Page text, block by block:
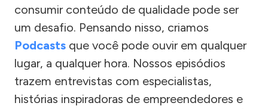
consumir conteúdo de qualidade pode ser
um desafio. Pensando nisso, criamos
Podcasts que você pode ouvir em qualquer
lugar, a qualquer hora. Nossos episódios
trazem entrevistas com especialistas,
histórias inspiradoras de empreendedores e